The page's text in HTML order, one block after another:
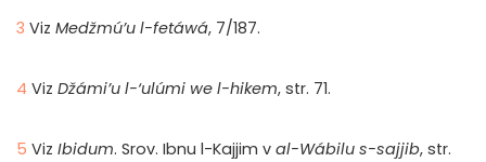
3 Viz Medžmú’u l-fetáwá, 7/187.
4 Viz Džámi’u l-‘ulúmi we l-hikem, str. 71.
5 Viz Ibidum. Srov. Ibnu l-Kajjim v al-Wábilu s-sajjib, str.